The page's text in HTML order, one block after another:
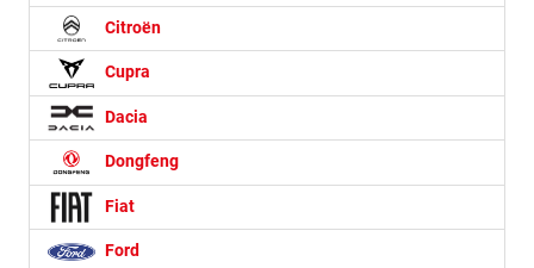
Citroën
Cupra
Dacia
Dongfeng
Fiat
Ford